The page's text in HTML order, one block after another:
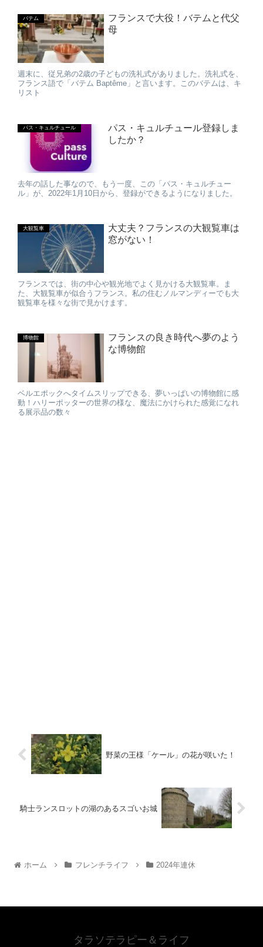
バテム
フランスで大役！バテムと代父
母
週末に、従兄弟の2歳の子どもの洗礼式がありました。洗礼式を、
フランス語で「バテム Baptême」と言います。このバテムは、キ
リスト
パス・キュルチュール
パス・キュルチュール登録しま
したか？
去年の話した事なので、もう一度、この「パス・キュルチュー
ル」が、2022年1月10日から、登録ができるようになりました。
大観覧車
大丈夫？フランスの大観覧車は
窓がない！
フランスでは、街の中心や観光地でよく見かける大観覧車。ま
た、大観覧車が似合うフランス。私の住むノルマンディーでも大
観覧車を様々な街で見かけます。
博物館
フランスの良き時代へ夢のよう
な博物館
ベルエポックへタイムスリップできる、夢いっぱいの博物館に感
動！ハリーポッターの世界の様な、魔法にかけられた感覚になれ
る展示品の数々
野菜の王様「ケール」の花が咲いた！
騎士ランスロットの湖のあるスゴいお城
ホーム フレンチライフ 2024年連休
タラソテラピー＆ライフ